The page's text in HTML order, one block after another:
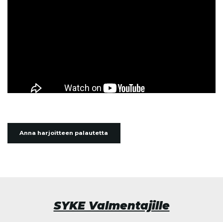
Anna harjoitteen palautetta
SYKE Valmentajille